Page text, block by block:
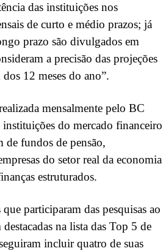
das instituições nos
de curto e médio prazos; já
prazo são divulgados em
a precisão das projeções
12 meses do ano”.
mensalmente pelo BC
instituições do mercado financeiro
de fundos de pensão,
do setor real da economia
estruturados.
participaram das pesquisas ao
na lista das Top 5 de
incluir quatro de suas